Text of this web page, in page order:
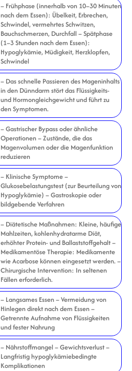
– Frühphase (innerhalb von 10–30 Minuten
nach dem Essen): Übelkeit, Erbrechen,
Schwindel, vermehrtes Schwitzen,
Bauchschmerzen, Durchfall – Spätphase
(1–3 Stunden nach dem Essen):
Hypoglykämie, Müdigkeit, Herzklopfen,
Schwindel
– Das schnelle Passieren des Mageninhalts
in den Dünndarm stört das Flüssigkeits-
und Hormongleichgewicht und führt zu
den Symptomen.
– Gastrischer Bypass oder ähnliche
Operationen – Zustände, die das
Magenvolumen oder die Magenfunktion
reduzieren
– Klinische Symptome –
Glukosebelastungstest (zur Beurteilung von
Hypoglykämie) – Gastroskopie oder
bildgebende Verfahren
– Diätetische Maßnahmen: Kleine, häufige
Mahlzeiten, kohlenhydratarme Diät,
erhöhter Protein- und Ballaststoffgehalt –
Medikamentöse Therapie: Medikamente
wie Acarbose können eingesetzt werden. –
Chirurgische Intervention: In seltenen
Fällen erforderlich.
– Langsames Essen – Vermeidung von
Hinlegen direkt nach dem Essen –
Getrennte Aufnahme von Flüssigkeiten
und fester Nahrung
– Nährstoffmangel – Gewichtsverlust –
Langfristig hypoglykämiebedingte
Komplikationen